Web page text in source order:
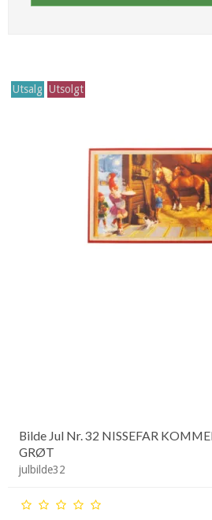
Utsalg Utsolgt
Bilde Jul Nr. 32 NISSEFAR
GRØT
julbilde32